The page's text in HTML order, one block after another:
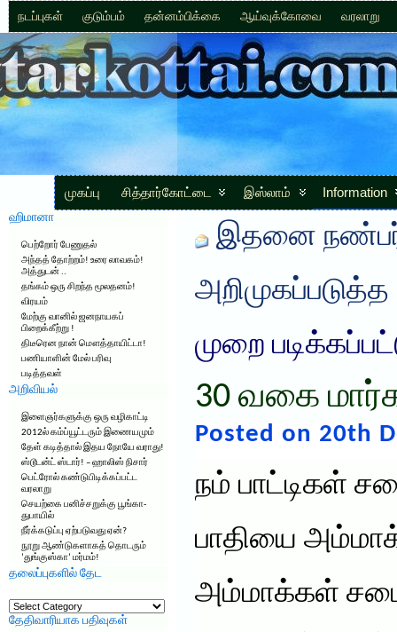
நடப்புகள் குடும்பம் தன்னம்பிக்கை ஆய்வுக்கோவை வரலாறு
முகப்பு சித்தார்கோட்டை இஸ்லாம் Information
ஹிமானா
பெற்றோர் பேணுதல்
அந்தத் தோற்றம்! உரை லாவகம்!
அத்துடன் ..
தங்கம் ஒரு சிறந்த மூலதனம்!
விரயம்
மேற்கு வானில் ஜனநாயகப்
பிறைக்கீற்று !
திடீரென நான் மௌத்தாயிட்டா!
பணியாளின் மேல் பரிவு
படித்தவள்
அறிவியல்
இளைஞர்களுக்கு ஒரு வழிகாட்டி
2012ல் கம்ப்யூட்டரும் இணையமும்
தேள் கடித்தால் இதய நோயே வராது!
ஸ்டூடன்ட் ஸ்டார்! – ஹாலிஸ் நிசார்
பெட்ரோல் கண்டுபிடிக்கப்பட்ட
வரலாறு
செயற்கை பனிச்சறுக்கு பூங்கா-
துபாயில்
நீர்க்கடுப்பு ஏற்படுவது ஏன்?
நூறு ஆண்டுகளாகத் தொடரும்
‘துங்குஸ்கா’ மர்மம்!
தலைப்புகளில் தேட
தலைப்புகளில்
தேட
தேதிவாரியாக பதிவுகள்
இதனை
அறிமுகப்படுத்த
முறை
30 வகை
Posted on 20th
நம் பாட்டிகள்
பாதியை
அம்மாக்கள்